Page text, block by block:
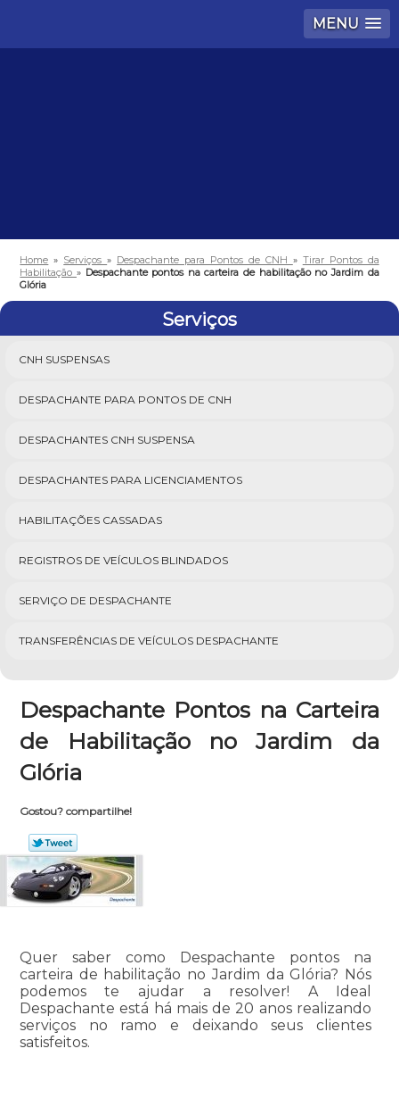
MENU
Home » Serviços» Despachante para Pontos de CNH » Tirar Pontos da
Habilitação» Despachante pontos na carteira de habilitação no Jardim da
Glória
Serviços
CNH SUSPENSAS
DESPACHANTE PARA PONTOS DE CNH
DESPACHANTES CNH SUSPENSA
DESPACHANTES PARA LICENCIAMENTOS
HABILITAÇÕES CASSADAS
REGISTROS DE VEÍCULOS BLINDADOS
SERVIÇO DE DESPACHANTE
TRANSFERÊNCIAS DE VEÍCULOS DESPACHANTE
Despachante Pontos na Carteira
de Habilitação no Jardim da
Glória
Gostou? compartilhe!
Quer saber como Despachante pontos na
carteira de habilitação no Jardim da Glória? Nós
podemos te ajudar a resolver! A Ideal
Despachante está há mais de 20 anos realizando
serviços no ramo e deixando seus clientes
satisfeitos.